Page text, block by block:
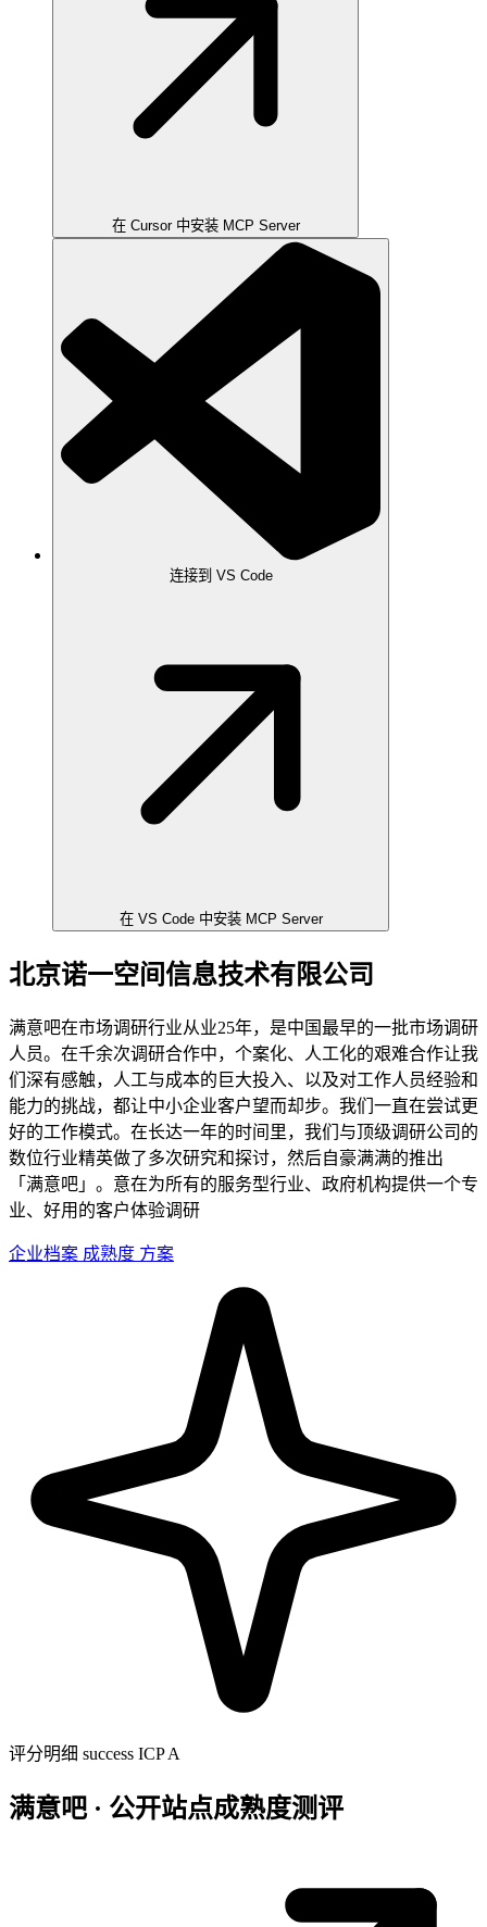
在 Cursor 中安装 MCP Server
连接到 VS Code
在 VS Code 中安装 MCP Server
北京诺一空间信息技术有限公司
满意吧在市场调研行业从业25年，是中国最早的一批市场调研
人员。在千余次调研合作中，个案化、人工化的艰难合作让我
们深有感触，人工与成本的巨大投入、以及对工作人员经验和
能力的挑战，都让中小企业客户望而却步。我们一直在尝试更
好的工作模式。在长达一年的时间里，我们与顶级调研公司的
数位行业精英做了多次研究和探讨，然后自豪满满的推出
「满意吧」。意在为所有的服务型行业、政府机构提供一个专
业、好用的客户体验调研
企业档案 成熟度 方案
评分明细 success ICP A
满意吧 · 公开站点成熟度测评